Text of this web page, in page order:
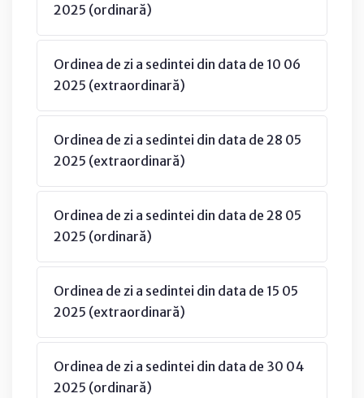
2025 (ordinară)
Ordinea de zi a sedintei din data de 10 06
2025 (extraordinară)
Ordinea de zi a sedintei din data de 28 05
2025 (extraordinară)
Ordinea de zi a sedintei din data de 28 05
2025 (ordinară)
Ordinea de zi a sedintei din data de 15 05
2025 (extraordinară)
Ordinea de zi a sedintei din data de 30 04
2025 (ordinară)